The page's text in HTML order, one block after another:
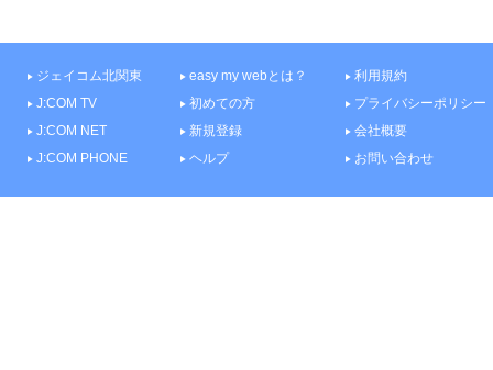
ジェイコム北関東
J:COM TV
J:COM NET
J:COM PHONE
easy my webとは？
初めての方
新規登録
ヘルプ
利用規約
プライバシーポリシー
会社概要
お問い合わせ